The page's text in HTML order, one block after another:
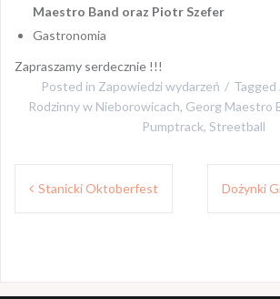
Maestro Band oraz Piotr Szefer
Gastronomia
Zapraszamy serdecznie !!!
Posted in Zapowiedzi wydarzeń Tagged
Rodzinny w Nieborowicach, Georg Maestro
Pumptrack, Streetball
Nawigacja
Stanicki Oktoberfest Dożynki